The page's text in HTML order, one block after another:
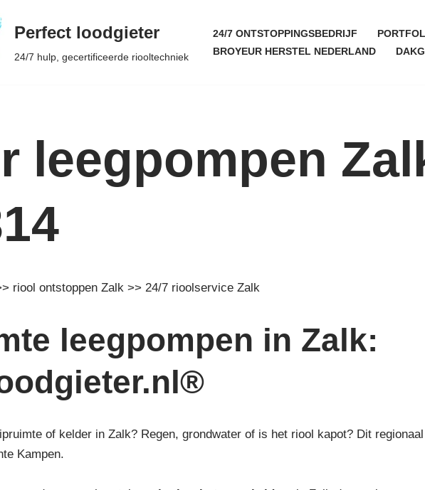
Perfect loodgieter
24/7 hulp, gecertificeerde riooltechniek
24/7 ONTSTOPPINGSBEDRIJF
BROYEUR HERSTEL NEDERLAND
leegpompen
riool ontstoppen Zalk >> 24/7 rioolservice Zalk
leegpompen in Zalk:
of kelder in Zalk? Regen, grondwater of is het riool kapot? Dit
Kampen.